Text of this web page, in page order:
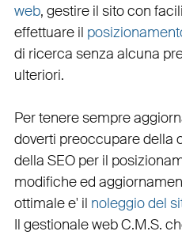
web, gestire il sito con
effettuare il
di ricerca senza alcuna
ulteriori.
Per tenere sempre
doverti preoccupare della
della SEOper il
modifiche ed
ottimale e' il noleggio del
Il gestionale web C.M.S.